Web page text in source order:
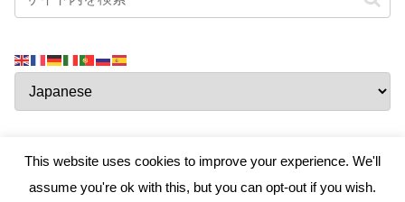
真・ハマちゃんのお部屋
This website uses cookies to improve your experience. We'll
assume you're ok with this, but you can opt-out if you wish.